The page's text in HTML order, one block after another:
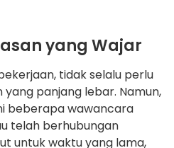
yang Wajar
tidak selalu perlu
panjang lebar. Namun,
beberapa wawancara
telah berhubungan
untuk waktu yang lama,